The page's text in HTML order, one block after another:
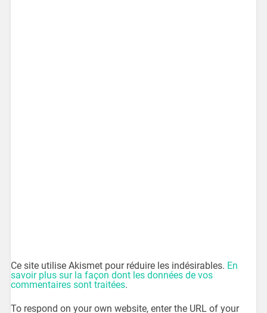
Ce site utilise Akismet pour réduire les indésirables. En
savoir plus sur la façon dont les données de vos
commentaires sont traitées.
To respond on your own website, enter the URL of your